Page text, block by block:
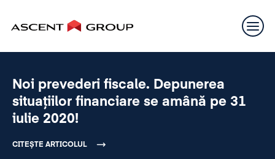
Noi prevederi fiscale. Depunerea
situațiilor financiare se amână pe 31
iulie 2020!
CITEȘTE ARTICOLUL